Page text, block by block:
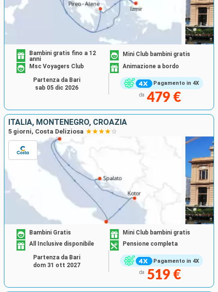
Pagamento in 4X
Bambini gratis fino a 12
anni
Mini Club bambini gratis
Msc Voyagers Club
Animazione a bordo
da 479 €
Partenza da Bari
sab 05 dic 2026
ITALIA, MONTENEGRO, CROAZIA
5 giorni, Costa Deliziosa
Pagamento in 4X
Bambini Gratis
Mini Club bambini gratis
All Inclusive disponibile
Pensione completa
da 519 €
Partenza da Bari
dom 31 ott 2027